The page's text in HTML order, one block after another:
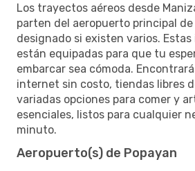
Los trayectos aéreos desde
parten del aeropuerto principal
designado si existen varios.
están equipadas para que tu
embarcar sea cómoda.
internet sin costo, tiendas libres
variadas opciones para comer y
esenciales, listos para cualquier
minuto.
Aeropuerto(s) de Popayan